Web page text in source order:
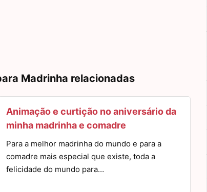
Madrinha relacionadas
Animação e curtição no aniversário da
minha madrinha e comadre
Para a melhor madrinha do mundo e para a
comadre mais especial que existe, toda a
felicidade do mundo para…